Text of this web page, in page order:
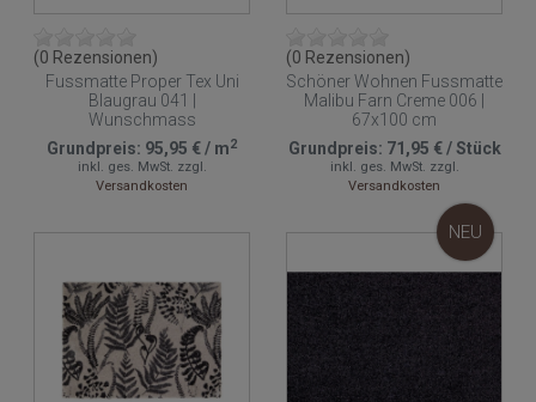
(0 Rezensionen)
Fussmatte Proper Tex Uni
Blaugrau 041 |
Wunschmass
Grundpreis: 95,95 €/ m2
inkl. ges. MwSt. zzgl.
Versandkosten
(0 Rezensionen)
Schöner Wohnen Fussmatte
Malibu Farn Creme 006 |
67x100 cm
Grundpreis: 71,95 €/Stück
inkl. ges. MwSt. zzgl.
Versandkosten
NEU